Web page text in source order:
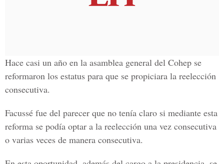
Hace casi un año en la asamblea general del Cohep se
reformaron los estatus para que se propiciara la reelección
consecutiva.
Facussé fue del parecer que no tenía claro si mediante esta
reforma se podía optar a la reelección una vez consecutiva
o varias veces de manera consecutiva.